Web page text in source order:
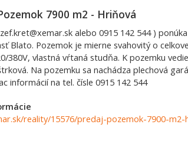
7900 m2 - Hriňová
alebo 0915 142 544 )
Blato. Pozemok je mierne svahovitý o
380V, vlastná vŕtaná studňa. K pozemku
Na pozemku sa nachádza plechová
informácií na tel. čísle 0915 142 544
reality/15576/predaj-pozemok-7900-m2-